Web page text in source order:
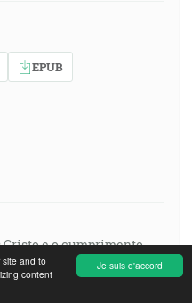
Je suis d'accord
site and to
content
EPUB
Cristo e o cumprimento
3. (e sobre o batismo